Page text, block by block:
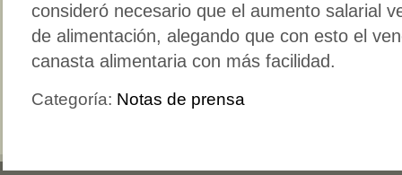
consideró necesario que el aumento salarial
de alimentación, alegando que con esto el
canasta alimentaria con más facilidad.
Categoría: Notas de prensa